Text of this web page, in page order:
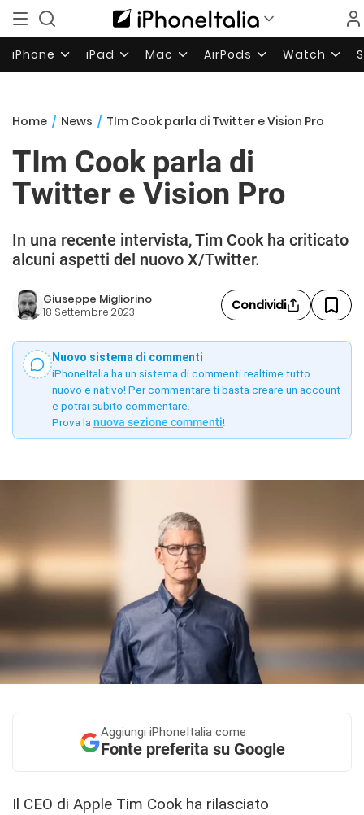
iPhone iPad Mac AirPods Watch
Home / News / TIm Cook parla di Twitter e Vision Pro
TIm Cook parla di
Twitter e Vision Pro
In una recente intervista, Tim Cook ha criticato
alcuni aspetti del nuovo X/Twitter.
Giuseppe Migliorino
18 Settembre 2023 Condividi
Nuovo sistema di commenti
iPhoneItalia ha un sistema di commenti realtime tutto
nuovo e nativo! Per commentare ti basta creare un account
e potrai subito commentare.
Prova la nuova sezione commenti!
Aggiungi iPhoneItalia come
Fonte preferita su Google
Il CEO di Apple Tim Cook ha rilasciato